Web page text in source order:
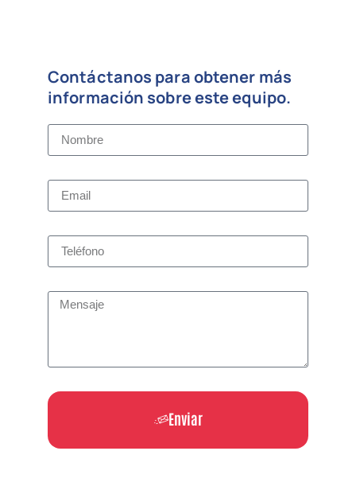
Contáctanos para obtener más
información sobre este equipo.
Enviar